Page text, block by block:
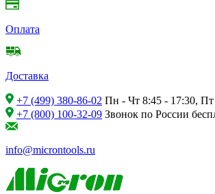
Оплата
Доставка
+7 (499) 380-86-02 Пн - Чт 8:45 - 17:30, Пт
+7 (800) 100-32-09 Звонок по России
info@microntools.ru